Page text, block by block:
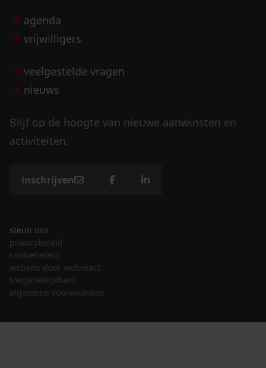
agenda
vrijwilligers
veelgestelde vragen
nieuws
Blijf op de hoogte van nieuwe aanwinsten en
activiteiten.
inschrijven
steun ons
privacybeleid
cookiebeleid
website door webreact
toegankelijkheid
algemene voorwaarden